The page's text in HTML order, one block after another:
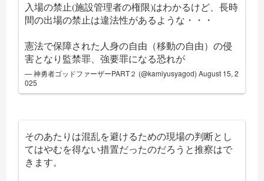
入場の禁止(施設管理者の権限)はわかるけど、長時
間の出場の禁止は違法性があるような・・・
憲法で保障された人身の自由（移動の自由）の侵
害となり監禁罪、強要罪になる恐れが
— 神勇者ゴッドファーザーPART２ (@kamiyusyagod)August 15, 2
025
そのあたりは混乱を避けるための現場の判断とし
てはやむを得ない措置だったのだろうと推察はで
きます。